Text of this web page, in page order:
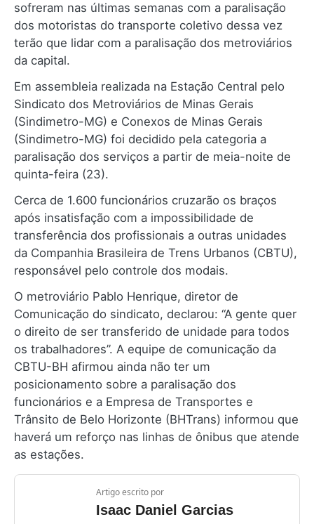
sofreram nas últimas semanas com a paralisação
dos motoristas do transporte coletivo dessa vez
terão que lidar com a paralisação dos metroviários
da capital.
Em assembleia realizada na Estação Central pelo
Sindicato dos Metroviários de Minas Gerais
(Sindimetro-MG) e Conexos de Minas Gerais
(Sindimetro-MG) foi decidido pela categoria a
paralisação dos serviços a partir de meia-noite de
quinta-feira (23).
Cerca de 1.600 funcionários cruzarão os braços
após insatisfação com a impossibilidade de
transferência dos profissionais a outras unidades
da Companhia Brasileira de Trens Urbanos (CBTU),
responsável pelo controle dos modais.
O metroviário Pablo Henrique, diretor de
Comunicação do sindicato, declarou: “A gente quer
o direito de ser transferido de unidade para todos
os trabalhadores”. A equipe de comunicação da
CBTU-BH afirmou ainda não ter um
posicionamento sobre a paralisação dos
funcionários e a Empresa de Transportes e
Trânsito de Belo Horizonte (BHTrans) informou que
haverá um reforço nas linhas de ônibus que atende
as estações.
Artigo escrito por
Isaac Daniel Garcias